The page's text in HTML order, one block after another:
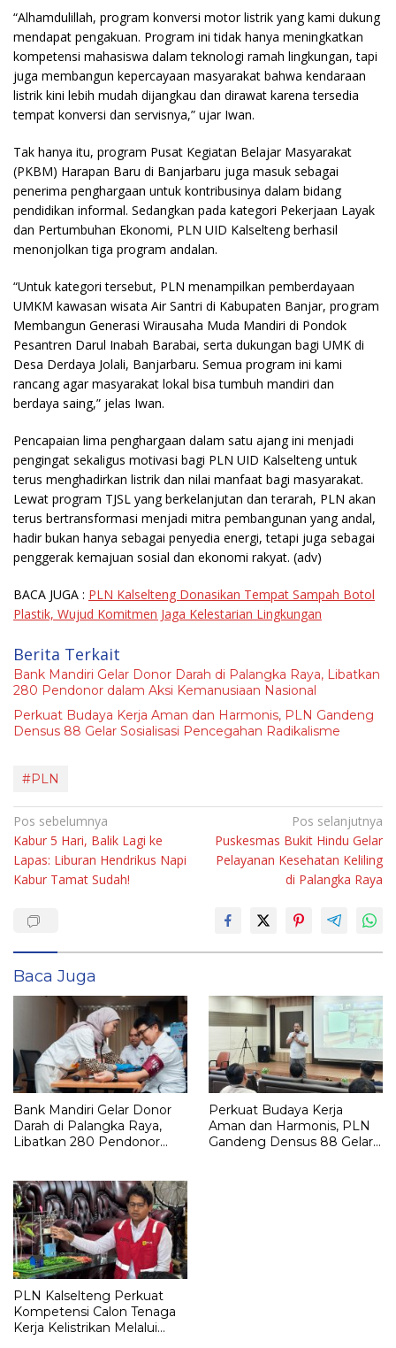
“Alhamdulillah, program konversi motor listrik yang kami dukung
mendapat pengakuan. Program ini tidak hanya meningkatkan
kompetensi mahasiswa dalam teknologi ramah lingkungan, tapi
juga membangun kepercayaan masyarakat bahwa kendaraan
listrik kini lebih mudah dijangkau dan dirawat karena tersedia
tempat konversi dan servisnya,” ujar Iwan.
Tak hanya itu, program Pusat Kegiatan Belajar Masyarakat
(PKBM) Harapan Baru di Banjarbaru juga masuk sebagai
penerima penghargaan untuk kontribusinya dalam bidang
pendidikan informal. Sedangkan pada kategori Pekerjaan Layak
dan Pertumbuhan Ekonomi, PLN UID Kalselteng berhasil
menonjolkan tiga program andalan.
“Untuk kategori tersebut, PLN menampilkan pemberdayaan
UMKM kawasan wisata Air Santri di Kabupaten Banjar, program
Membangun Generasi Wirausaha Muda Mandiri di Pondok
Pesantren Darul Inabah Barabai, serta dukungan bagi UMK di
Desa Derdaya Jolali, Banjarbaru. Semua program ini kami
rancang agar masyarakat lokal bisa tumbuh mandiri dan
berdaya saing,” jelas Iwan.
Pencapaian lima penghargaan dalam satu ajang ini menjadi
pengingat sekaligus motivasi bagi PLN UID Kalselteng untuk
terus menghadirkan listrik dan nilai manfaat bagi masyarakat.
Lewat program TJSL yang berkelanjutan dan terarah, PLN akan
terus bertransformasi menjadi mitra pembangunan yang andal,
hadir bukan hanya sebagai penyedia energi, tetapi juga sebagai
penggerak kemajuan sosial dan ekonomi rakyat. (adv)
BACA JUGA : PLN Kalselteng Donasikan Tempat Sampah Botol
Plastik, Wujud Komitmen Jaga Kelestarian Lingkungan
Berita Terkait
Bank Mandiri Gelar Donor Darah di Palangka Raya, Libatkan
280 Pendonor dalam Aksi Kemanusiaan Nasional
Perkuat Budaya Kerja Aman dan Harmonis, PLN Gandeng
Densus 88 Gelar Sosialisasi Pencegahan Radikalisme
#PLN
Navigasi
pos
Pos sebelumnya
Kabur 5 Hari, Balik Lagi ke
Lapas: Liburan Hendrikus Napi
Kabur Tamat Sudah!
Pos selanjutnya
Puskesmas Bukit Hindu Gelar
Pelayanan Kesehatan Keliling
di Palangka Raya
Baca Juga
Bank Mandiri Gelar Donor
Darah di Palangka Raya,
Libatkan 280 Pendonor
Perkuat Budaya Kerja
Aman dan Harmonis, PLN
Gandeng Densus 88 Gelar
PLN Kalselteng Perkuat
Kompetensi Calon Tenaga
Kerja Kelistrikan Melalui